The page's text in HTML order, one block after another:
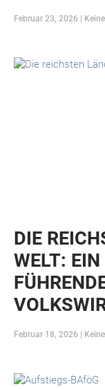
Februar 23, 2026
DIE
WELT:
Februar 18, 2026